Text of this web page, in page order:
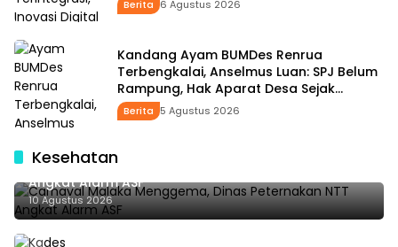
Berita 6 Agustus 2026
Kandang Ayam BUMDes Renrua
Terbengkalai, Anselmus Luan: SPJ Belum
Rampung, Hak Aparat Desa Sejak
Januari Belum Dibayar
Berita 5 Agustus 2026
Kesehatan
Carnaval Malaka Menggema, Dinas Peternakan NTT
Angkat Alarm ASF
10 Agustus 2026